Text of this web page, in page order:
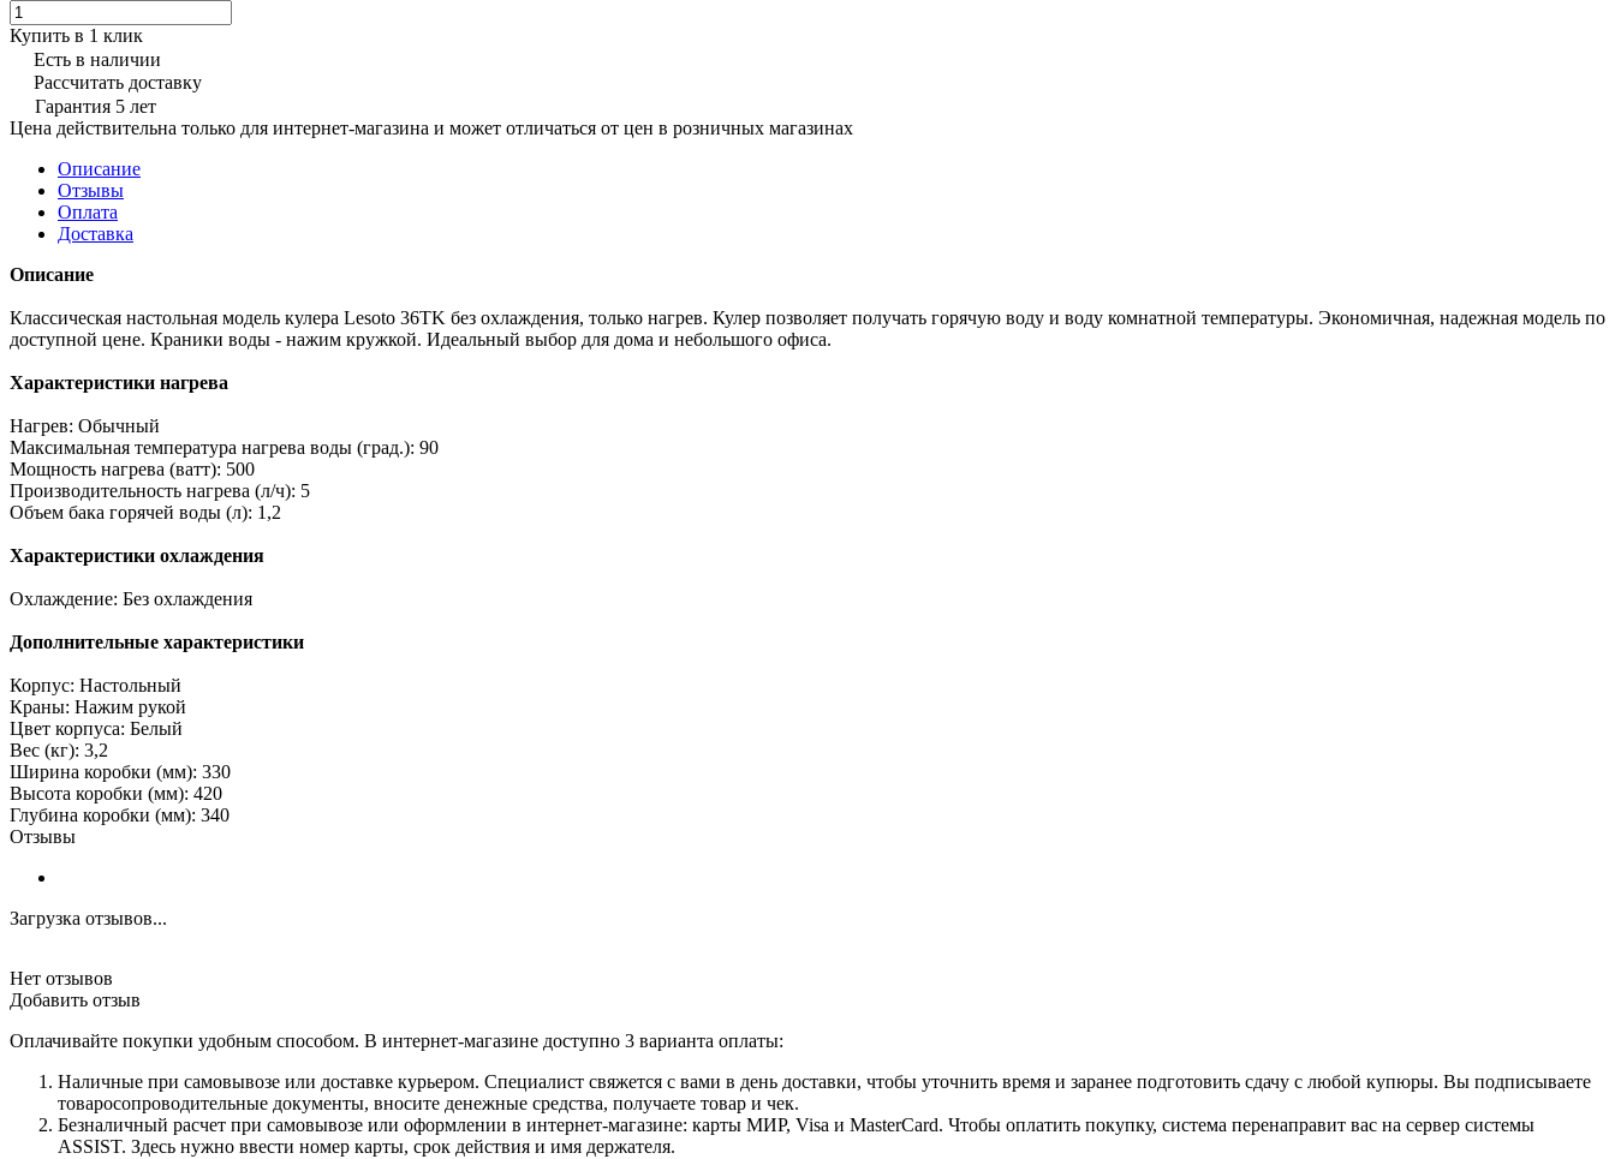
Купить в 1 клик
Есть в наличии
Рассчитать доставку
Гарантия 5 лет
Цена действительна только для интернет-магазина и может отличаться от цен в розничных магазинах
Описание
Отзывы
Оплата
Доставка
Описание
Классическая настольная модель кулера Lesoto 36TK без охлаждения, только нагрев. Кулер позволяет получать горячую воду и воду комнатной температуры. Экономичная, надежная модель по
доступной цене. Краники воды - нажим кружкой. Идеальный выбор для дома и небольшого офиса.
Характеристики нагрева
Нагрев: Обычный
Максимальная температура нагрева воды (град.): 90
Мощность нагрева (ватт): 500
Производительность нагрева (л/ч): 5
Объем бака горячей воды (л): 1,2
Характеристики охлаждения
Охлаждение: Без охлаждения
Дополнительные характеристики
Корпус: Настольный
Краны: Нажим рукой
Цвет корпуса: Белый
Вес (кг): 3,2
Ширина коробки (мм): 330
Высота коробки (мм): 420
Глубина коробки (мм): 340
Отзывы
Загрузка отзывов...
Нет отзывов
Добавить отзыв
Оплачивайте покупки удобным способом. В интернет-магазине доступно 3 варианта оплаты:
Наличные при самовывозе или доставке курьером. Специалист свяжется с вами в день доставки, чтобы уточнить время и заранее подготовить сдачу с любой купюры. Вы подписываете
товаросопроводительные документы, вносите денежные средства, получаете товар и чек.
Безналичный расчет при самовывозе или оформлении в интернет-магазине: карты МИР, Visa и MasterCard. Чтобы оплатить покупку, система перенаправит вас на сервер системы
ASSIST. Здесь нужно ввести номер карты, срок действия и имя держателя.